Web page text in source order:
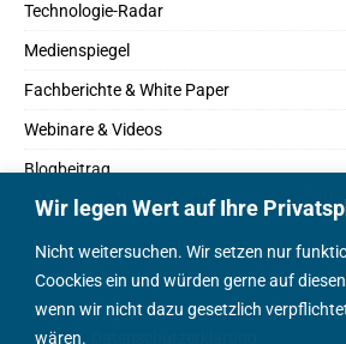
Wir legen Wert auf Ihre
Nicht weitersuchen. Wir setzen nur
Coockies ein und würden gerne auf
wenn wir nicht dazu gesetzlich
wären.
Technologie-Radar
Medienspiegel
Fachberichte & White Paper
Webinare & Videos
Blogbeitrag
Fachbücher
Marktreport
Podcasts
Positionspapier